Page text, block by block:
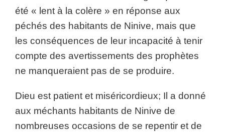
été « lent à la colère » en réponse aux
péchés des habitants de Ninive, mais que
les conséquences de leur incapacité à tenir
compte des avertissements des prophètes
ne manqueraient pas de se produire.
Dieu est patient et miséricordieux; Il a donné
aux méchants habitants de Ninive de
nombreuses occasions de se repentir et de